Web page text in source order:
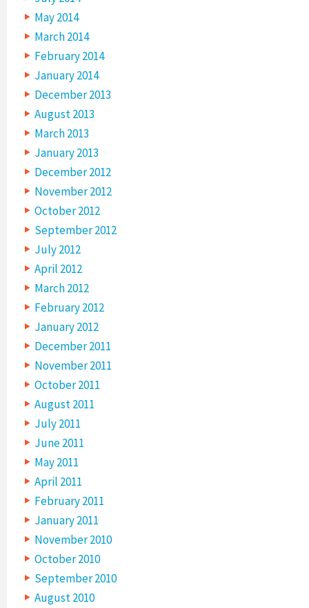
May 2014
March 2014
February 2014
January 2014
December 2013
August 2013
March 2013
January 2013
December 2012
November 2012
October 2012
September 2012
July 2012
April 2012
March 2012
February 2012
January 2012
December 2011
November 2011
October 2011
August 2011
July 2011
June 2011
May 2011
April 2011
February 2011
January 2011
November 2010
October 2010
September 2010
August 2010